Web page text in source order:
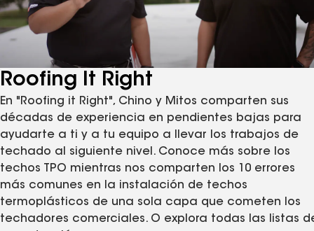
Roofing It Right
En "Roofing it Right", Chino y Mitos comparten sus
décadas de experiencia en pendientes bajas para
ayudarte a ti y a tu equipo a llevar los trabajos de
techado al siguiente nivel. Conoce más sobre los
techos TPO mientras nos comparten los 10 errores
más comunes en la instalación de techos
termoplásticos de una sola capa que cometen los
techadores comerciales. O explora todas las listas